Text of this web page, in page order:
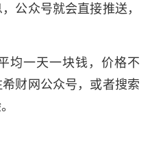
公众号就会直接推送，
均一天一块钱，价格不
财网公众号，或者搜索